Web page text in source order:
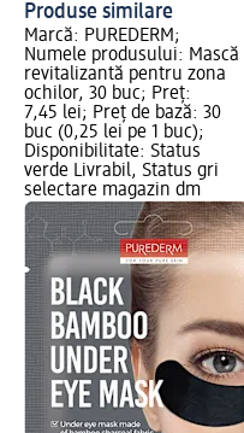
Produse similare
Marcă: PUREDERM;
Numele produsului: Mască
revitalizantă pentru zona
ochilor, 30 buc; Preț:
7,45 lei; Preț de bază: 30
buc (0,25 lei pe 1 buc);
Disponibilitate: Status
verde Livrabil, Status gri
selectare magazin dm